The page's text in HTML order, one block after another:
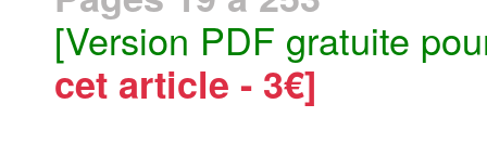
[Version PDF gratuite
cet article - 3€]